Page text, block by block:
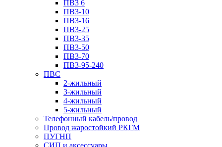
ПВ3 6
ПВ3-10
ПВ3-16
ПВ3-25
ПВ3-35
ПВ3-50
ПВ3-70
ПВ3-95-240
ПВС
2-жильный
3-жильный
4-жильный
5-жильный
Телефонный кабель/провод
Провод жаростойкий РКГМ
ПУГНП
СИП и аксессуары